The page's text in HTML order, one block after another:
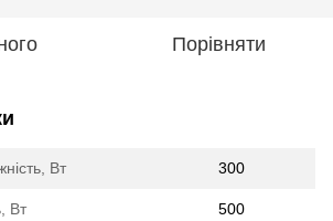
Порівняти
Вт 300
Вт 500